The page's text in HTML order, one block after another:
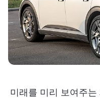
미래를 미리 보여주